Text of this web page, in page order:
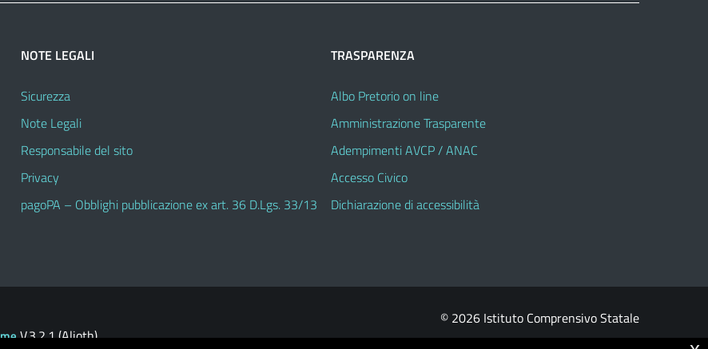
NOTE LEGALI
Sicurezza
Note Legali
Responsabile del sito
Privacy
pagoPA – Obblighi pubblicazione ex art. 36 D.Lgs. 33/13
TRASPARENZA
Albo Pretorio on line
Amministrazione Trasparente
Adempimenti AVCP / ANAC
Accesso Civico
Dichiarazione di accessibilità
V.3.2.1 (Alioth)
© 2026 Istituto Comprensivo Statale